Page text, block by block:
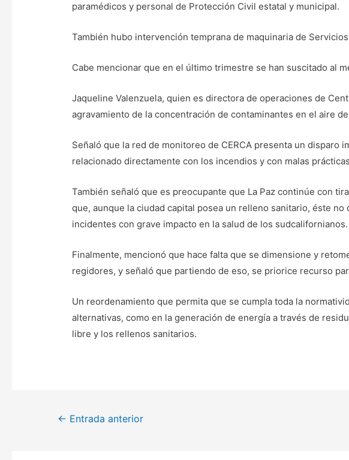
paramédicos y personal de Protección Civil estatal y municipal.
También hubo intervención temprana de maquinaria de
Cabe mencionar que en el último trimestre se han suscitado al
Jaqueline Valenzuela, quien es directora de operaciones de
agravamiento de la concentración de contaminantes en el aire
Señaló que la red de monitoreo de CERCA presenta un
relacionado directamente con los incendios y con malas
También señaló que es preocupante que La Paz continúe con
que, aunque la ciudad capital posea un relleno sanitario, éste
incidentes con grave impacto en la salud de los sudcalifornianos.
Finalmente, mencionó que hace falta que se dimensione y
regidores, y señaló que partiendo de eso, se priorice recurso
Un reordenamiento que permita que se cumpla toda la
alternativas, como en la generación de energía a través de
libre y los rellenos sanitarios.
Navegación
← Entrada anterior